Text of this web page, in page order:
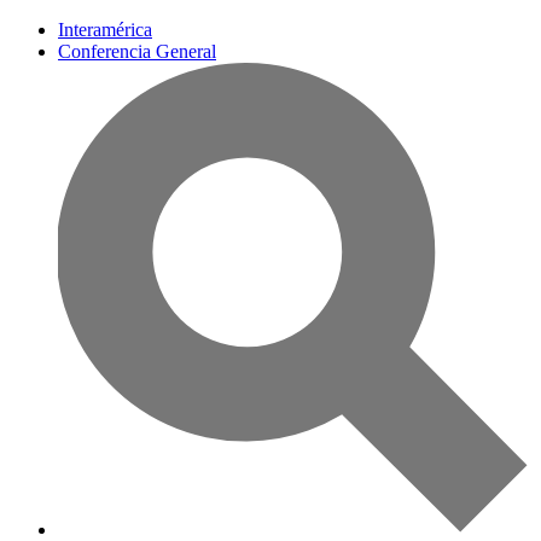
Interamérica
Conferencia General